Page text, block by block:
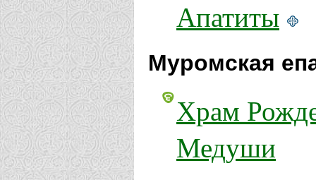
Апатиты
Муромская
Храм
Медуши